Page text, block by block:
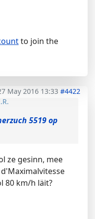
to join the
May 2016 13:33 #4422
5519 op
ze gesinn, mee
80 km/h läit?